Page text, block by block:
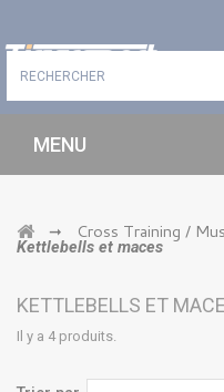
MENU
➞ Cross Training /
Kettlebells et maces
KETTLEBELLS ET
Il y a 4 produits.